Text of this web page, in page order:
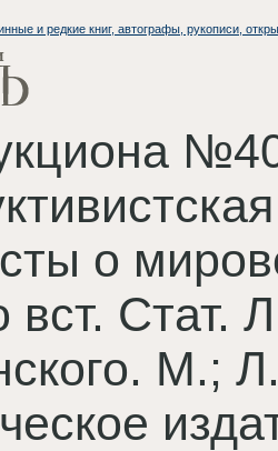
и редкие книг, автографы, рукописи,
о
вст. Стат.
М.;